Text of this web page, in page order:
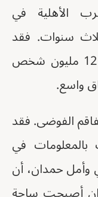
الأهلية في
سنوات. فقد
لقي مئات الآلاف حتفهم، ونزح 12 مليون شخص
واسع.
الفوضى. فقد
في
وأمل حمدان، أن